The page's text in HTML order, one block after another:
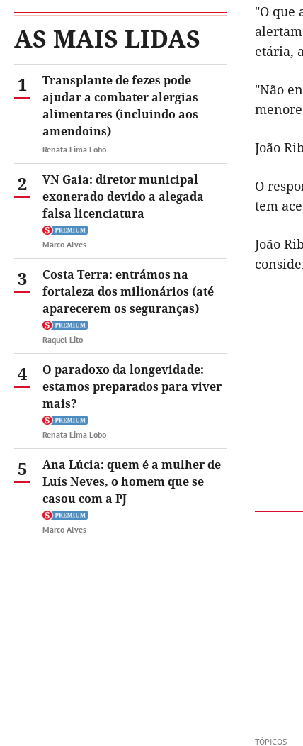
AS MAIS LIDAS
1
Transplante de fezes pode
ajudar a combater alergias
alimentares (incluindo aos
amendoins)
Renata Lima Lobo
2
VN Gaia: diretor municipal
exonerado devido a alegada
falsa licenciatura
Marco Alves
3
Costa Terra: entrámos na
fortaleza dos milionários (até
aparecerem os seguranças)
Raquel Lito
4
O paradoxo da longevidade:
estamos preparados para viver
mais?
Renata Lima Lobo
5
Ana Lúcia: quem é a mulher de
Luís Neves, o homem que se
casou com a PJ
Marco Alves
"O que
etária,
"Não
João
O
tem
João
TÓPICOS